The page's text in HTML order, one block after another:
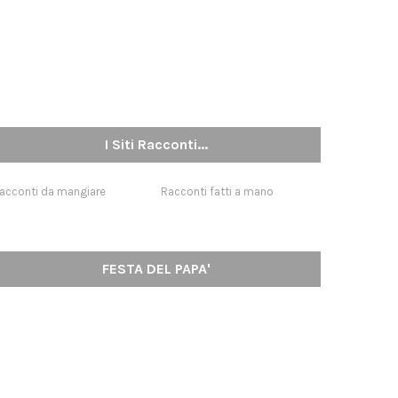
I Siti Racconti...
da mangiare Racconti fatti a mano
FESTA DEL PAPA'